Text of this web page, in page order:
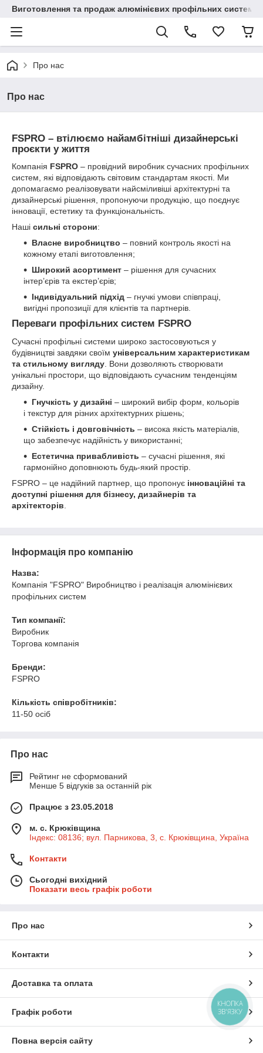
Виготовлення та продаж алюмінієвих профільних систем
Про нас
Про нас
FSPRO – втілюємо найамбітніші дизайнерські
проєкти у життя
Компанія FSPRO – провідний виробник сучасних профільних
систем, які відповідають світовим стандартам якості. Ми
допомагаємо реалізовувати найсміливіші архітектурні та
дизайнерські рішення, пропонуючи продукцію, що поєднує
інновації, естетику та функціональність.
Наші сильні сторони:
Власне виробництво – повний контроль якості на
кожному етапі виготовлення;
Широкий асортимент – рішення для сучасних
інтер’єрів та екстер’єрів;
Індивідуальний підхід – гнучкі умови співпраці,
вигідні пропозиції для клієнтів та партнерів.
Переваги профільних систем FSPRO
Сучасні профільні системи широко застосовуються у
будівництві завдяки своїм універсальним характеристикам
та стильному вигляду . Вони дозволяють створювати
унікальні простори, що відповідають сучасним тенденціям
дизайну.
Гнучкість у дизайні – широкий вибір форм, кольорів
і текстур для різних архітектурних рішень;
Стійкість і довговічність – висока якість матеріалів,
що забезпечує надійність у використанні;
Естетична привабливість – сучасні рішення, які
гармонійно доповнюють будь-який простір.
FSPRO – це надійний партнер, що пропонує інноваційні та
доступні рішення для бізнесу, дизайнерів та
архітекторів
Інформація про компанію
Назва:
Компанія "FSPRO" Виробництво і реалізація алюмінієвих
профільних систем
Тип компанії:
Виробник
Торгова компанія
Бренди:
FSPRO
Кількість співробітників:
11-50 осіб
Про нас
Рейтинг не сформований
Менше 5 відгуків за останній рік
Працює з 23.05.2018
м. с. Крюківщина
Індекс: 08136; вул. Парникова, 3, с. Крюківщина, Україна
Контакти
Сьогодні вихідний
Показати весь графік роботи
Про нас
Контакти
Доставка та оплата
Графік роботи
Повна версія сайту
КНОПКА
ЗВ'ЯЗКУ